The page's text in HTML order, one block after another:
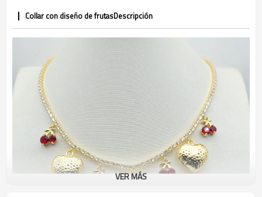
Collar con diseño de frutasDescripción
VER MÁS